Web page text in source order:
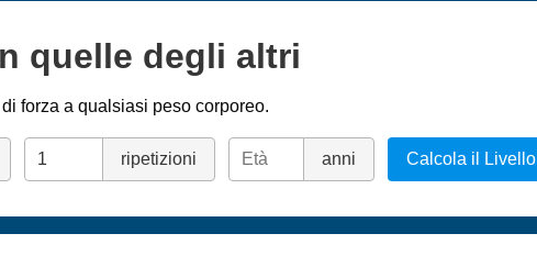
quelle degli altri
forza a qualsiasi peso corporeo.
ripetizioni anni Calcola il Livello